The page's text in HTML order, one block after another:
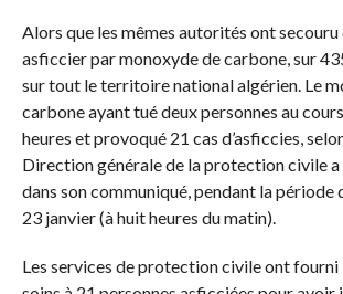
Alors que les mêmes autorités ont secouru
asficcier par monoxyde de carbone, sur
sur tout le territoire national algérien. Le
carbone ayant tué deux personnes au
heures et provoqué 21 cas d’asficcies,
Direction générale de la protection civile
dans son communiqué, pendant la période
23 janvier (à huit heures du matin).
Les services de protection civile ont fourni